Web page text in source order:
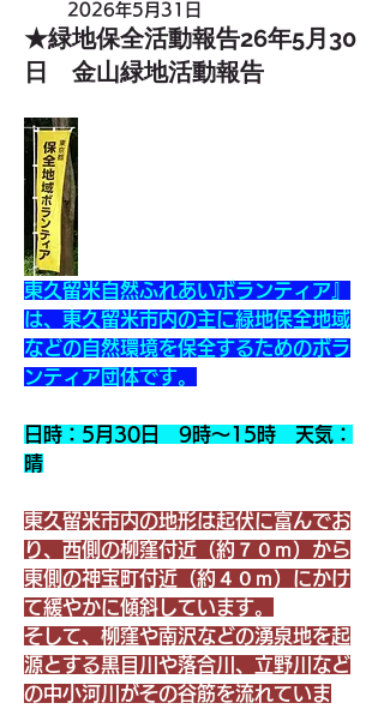
2026年5月31日
★緑地保全活動報告26年5月30
日 金山緑地活動報告
東久留米自然ふれあいボランティア』
は、東久留米市内の主に緑地保全地域
などの自然環境を保全するためのボラ
ンティア団体です。
日時：5月30日　9時～15時　天気：
晴
東久留米市内の地形は起伏に富んでお
り、西側の柳窪付近（約７０ｍ）から
東側の神宝町付近（約４０ｍ）にかけ
て緩やかに傾斜しています。
そして、柳窪や南沢などの湧泉地を起
源とする黒目川や落合川、立野川など
の中小河川がその谷筋を流れていま